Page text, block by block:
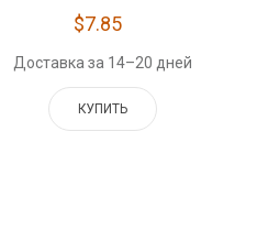
$7.85
Доставка за 14–20 дней
КУПИТЬ